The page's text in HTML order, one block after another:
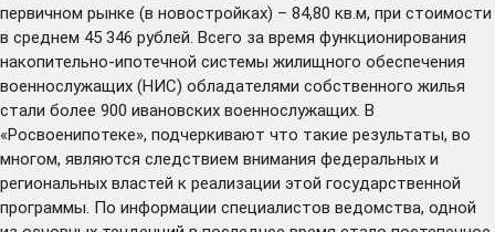
первичном рынке (в новостройках) – 84,80 кв.м, при стоимости
в среднем 45 346 рублей. Всего за время функционирования
накопительно-ипотечной системы жилищного обеспечения
военнослужащих (НИС) обладателями собственного жилья
стали более 900 ивановских военнослужащих. В
«Росвоенипотеке», подчеркивают что такие результаты, во
многом, являются следствием внимания федеральных и
региональных властей к реализации этой государственной
программы. По информации специалистов ведомства, одной